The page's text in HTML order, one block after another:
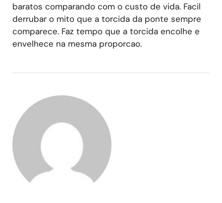
baratos comparando com o custo de vida. Facil
derrubar o mito que a torcida da ponte sempre
comparece. Faz tempo que a torcida encolhe e
envelhece na mesma proporcao.